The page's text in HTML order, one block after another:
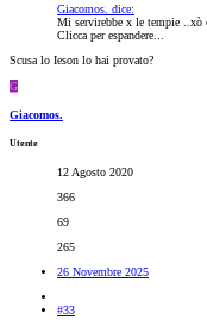
Giacomos. dice:
Mi servirebbe x le tempie ..xò
Clicca per espandere...
Scusa lo Ieson lo hai provato?
G
Giacomos.
Utente
12 Agosto 2020
366
69
265
26 Novembre 2025
#33